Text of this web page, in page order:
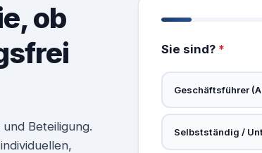
ob
Beteiligung.
Sie sind? *
Geschäftsführer
Selbstständig /